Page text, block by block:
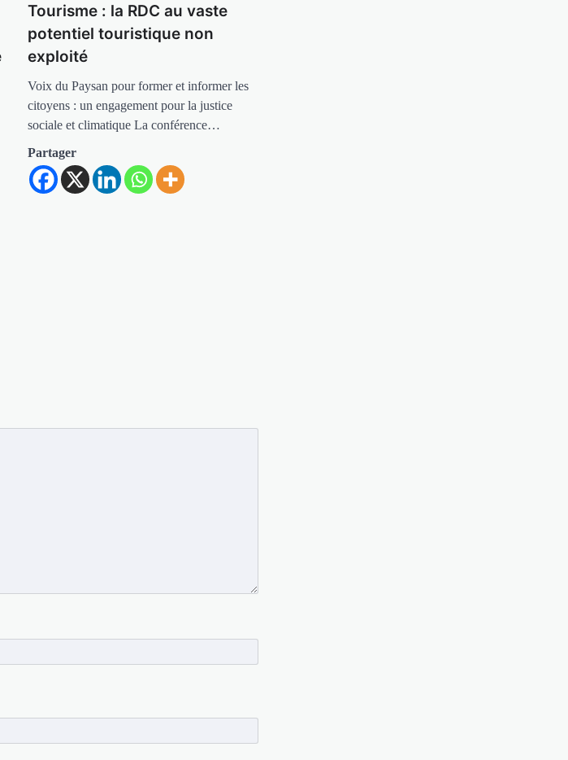
Tourisme : la RDC au vaste
potentiel touristique non
exploité
Voix du Paysan pour former et informer les
citoyens : un engagement pour la justice
sociale et climatique La conférence…
Partager